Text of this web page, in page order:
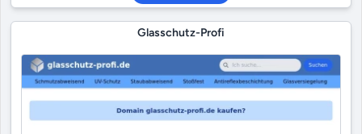
Glasschutz-Profi